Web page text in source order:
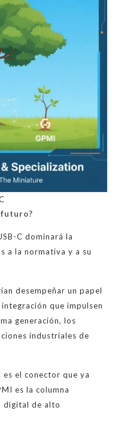
C dominará la
a la normativa y a su
desempeñar un papel
que impulsen
generación, los
industriales de
es el conector que ya
es la columna
digital de alto